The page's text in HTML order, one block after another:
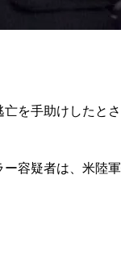
を手助けしたと
容疑者は、米陸